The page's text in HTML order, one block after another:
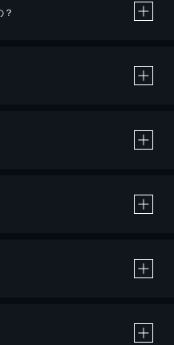
決済による作品の購入 / レンタルです。